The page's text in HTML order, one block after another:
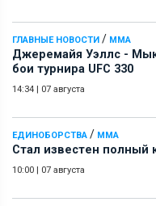
ГЛАВНЫЕ НОВОСТИ / ММА
Джеремайя Уэллс -
бои турнира UFC 330
14:34 | 07 августа
ЕДИНОБОРСТВА / ММА
Стал известен полный
10:00 | 07 августа